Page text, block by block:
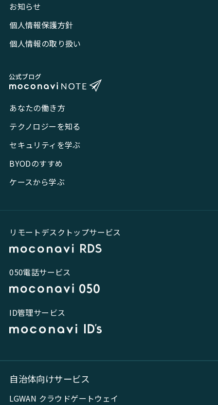
お知らせ
個人情報保護方針
個人情報の取り扱い
あなたの働き方
テクノロジーを知る
セキュリティを学ぶ
BYODのすすめ
ケースから学ぶ
リモートデスクトップサービス
050電話サービス
ID管理サービス
自治体向けサービス
LGWAN クラウドゲートウェイ